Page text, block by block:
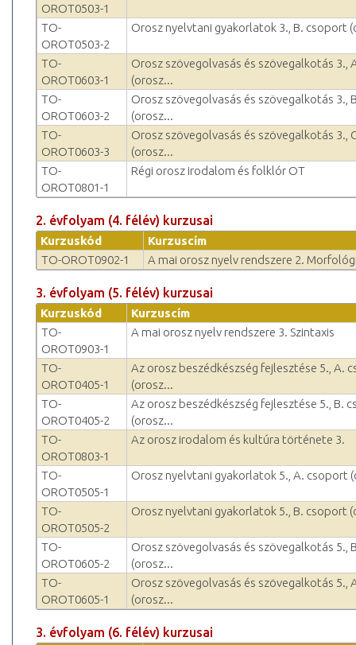
OROT0503-1
TO-
OROT0503-2
Orosz nyelvtani gyakorlatok 3., B. csoport
TO-
OROT0603-1
Orosz szövegolvasás és szövegalkotás 3.,
(orosz...
TO-
OROT0603-2
Orosz szövegolvasás és szövegalkotás 3.,
(orosz...
TO-
OROT0603-3
Orosz szövegolvasás és szövegalkotás 3.,
(orosz...
TO-
OROT0801-1
Régi orosz irodalom és folklór OT
2. évfolyam (4. félév) kurzusai
Kurzuskód
Kurzuscím
TO-OROT0902-1
A mai orosz nyelv rendszere 2.
3. évfolyam (5. félév) kurzusai
Kurzuskód
Kurzuscím
TO-
OROT0903-1
A mai orosz nyelv rendszere 3. Szintaxis
TO-
OROT0405-1
Az orosz beszédkészség fejlesztése 5., A.
(orosz...
TO-
OROT0405-2
Az orosz beszédkészség fejlesztése 5., B.
(orosz...
TO-
OROT0803-1
Az orosz irodalom és kultúra története 3.
TO-
OROT0505-1
Orosz nyelvtani gyakorlatok 5., A. csoport
TO-
OROT0505-2
Orosz nyelvtani gyakorlatok 5., B. csoport
TO-
OROT0605-2
Orosz szövegolvasás és szövegalkotás 5.,
(orosz...
TO-
OROT0605-1
Orosz szövegolvasás és szövegalkotás 5.,
(orosz...
3. évfolyam (6. félév) kurzusai